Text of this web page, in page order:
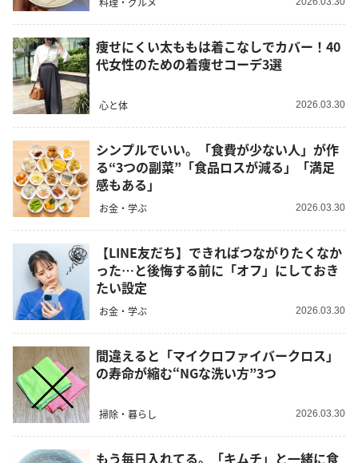
痩せにくい太ももは着こなしでカバー！40
代女性のための着痩せコーデ3選
心と体 2026.03.30
シンプルでいい。「食費が少ない人」が作
る“3つの副菜”「食品ロスが減る」「満足
感もある」
お金・学ぶ 2026.03.30
【LINE友だち】できればつながりたくなか
った…と後悔する前に「オフ」にしておき
たい設定
お金・学ぶ 2026.03.30
間違えると「マイクロファイバークロス」
の寿命が縮む“NGな洗い方”3つ
掃除・暮らし 2026.03.30
もう毎日入れてる。「キムチ」と一緒に食